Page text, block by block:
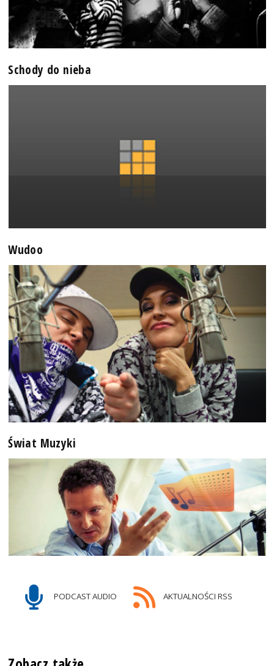
Schody do nieba
Wudoo
Świat Muzyki
PODCAST AUDIO AKTUALNOŚCI RSS